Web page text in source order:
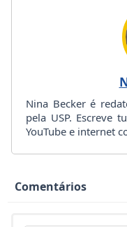
Nina Becker é
pela USP. Escreve
YouTube e internet
Comentários